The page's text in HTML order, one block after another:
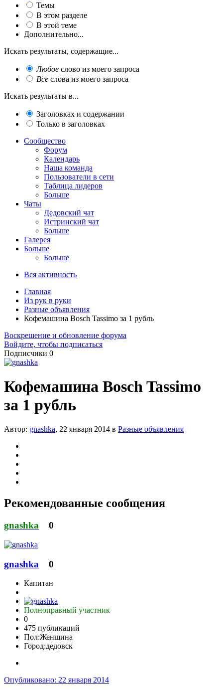
Темы
В этом разделе
В этой теме
Дополнительно...
Искать результаты, содержащие...
Любое слово из моего запроса
Все слова из моего запроса
Искать результаты в...
Заголовках и содержании
Только в заголовках
Сообщество
Форум
Календарь
Наша команда
Пользователи в сети
Таблица лидеров
Больше
Чаты
Дедовский чат
Истринский чат
Больше
Галерея
Больше
Больше
Вся активность
Главная
Из рук в руки
Разные объявления
Кофемашина Bosch Tassimo за 1 рубль
Воскрешение и обновление форума
Войдите, чтобы подписаться
Подписчики 0
Кофемашина Bosch Tassimo
за 1 рубль
Автор: gnashka, 22 января 2014 в Разные объявления
Рекомендованные сообщения
gnashka 0
gnashka 0
Капитан
Полноправный участник
0
475 публикаций
Пол:Женщина
Город:дедовск
Опубликовано: 22 января 2014